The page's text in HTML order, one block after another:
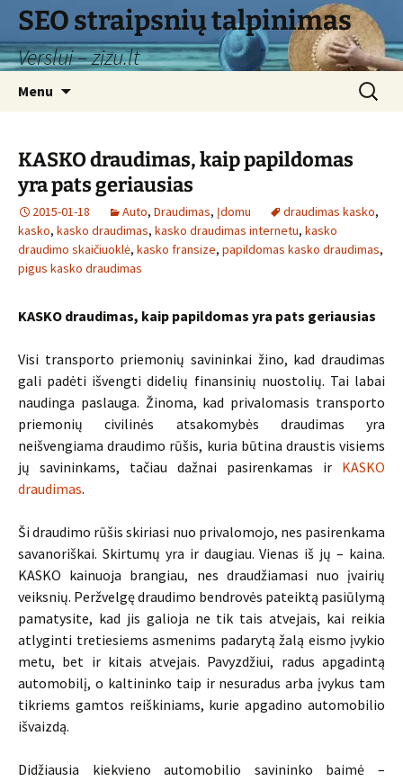
Skip
content
SEO straipsnių talpinimas
Verslui – zizu.lt
Menu
Search
for:
KASKO draudimas, kaip papildomas
yra pats geriausias
2015-01-18 Auto, Draudimas, Įdomu draudimas kasko,
kasko, kasko draudimas, kasko draudimas internetu, kasko
draudimo skaičiuoklė, kasko fransize, papildomas kasko draudimas,
pigus kasko draudimas
KASKO draudimas, kaip papildomas yra pats geriausias
Visi transporto priemonių savininkai žino, kad draudimas
gali padėti išvengti didelių finansinių nuostolių. Tai labai
naudinga paslauga. Žinoma, kad privalomasis transporto
priemonių civilinės atsakomybės draudimas yra
neišvengiama draudimo rūšis, kuria būtina draustis visiems
jų savininkams, tačiau dažnai pasirenkamas ir KASKO
draudimas.
Ši draudimo rūšis skiriasi nuo privalomojo, nes pasirenkama
savanoriškai. Skirtumų yra ir daugiau. Vienas iš jų – kaina.
KASKO kainuoja brangiau, nes draudžiamasi nuo įvairių
veiksnių. Peržvelgę draudimo bendrovės pateiktą pasiūlymą
pamatysite, kad jis galioja ne tik tais atvejais, kai reikia
atlyginti tretiesiems asmenims padarytą žalą eismo įvykio
metu, bet ir kitais atvejais. Pavyzdžiui, radus apgadintą
automobilį, o kaltininko taip ir nesuradus arba įvykus tam
tikriems gamtos reiškiniams, kurie apgadino automobilio
išvaizdą.
Didžiausia kiekvieno automobilio savininko baimė –